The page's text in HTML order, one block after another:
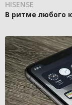
HISENSE
В ритме любого